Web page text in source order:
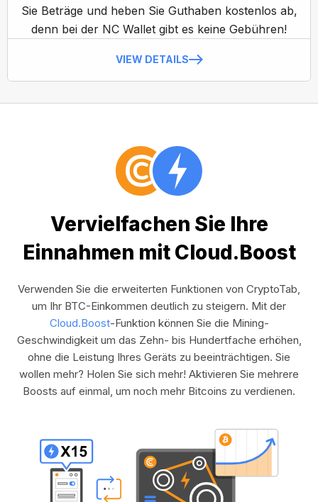
Sie Beträge und heben Sie Guthaben kostenlos ab,
denn bei der NC Wallet gibt es keine Gebühren!
VIEW DETAILS
Vervielfachen Sie Ihre
Einnahmen mit Cloud.Boost
Verwenden Sie die erweiterten Funktionen von CryptoTab,
um Ihr BTC-Einkommen deutlich zu steigern. Mit der
Cloud.Boost-Funktion können Sie die Mining-
Geschwindigkeit um das Zehn- bis Hundertfache erhöhen,
ohne die Leistung Ihres Geräts zu beeinträchtigen. Sie
wollen mehr? Holen Sie sich mehr! Aktivieren Sie mehrere
Boosts auf einmal, um noch mehr Bitcoins zu verdienen.